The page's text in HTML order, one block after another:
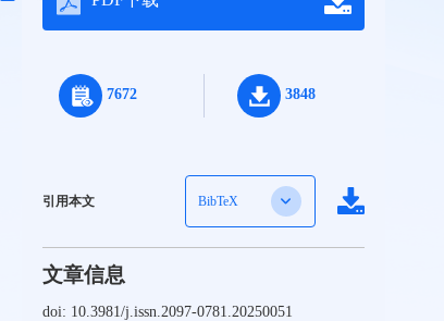
7672 3848
引用本文 BibTeX
文章信息
doi: 10.3981/j.issn.2097-0781.20250051